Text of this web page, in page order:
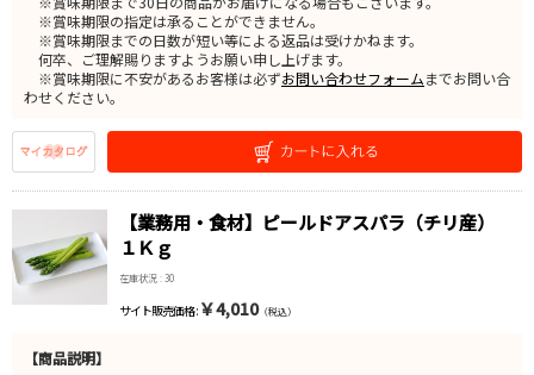
※賞味期限の指定は承ることができません。
※賞味期限までの日数が短い等による返品は受けかねます。
何卒、ご理解賜りますようお願い申し上げます。
※賞味期限に不安があるお客様は必ずお問い合わせフォームまでお問い合
わせください。
【業務用・食材】ピールドアスパラ（チリ産）
１Ｋｇ
在庫状況 : 30
サイト販売価格 : ￥4,010（税込）
【商品説明】